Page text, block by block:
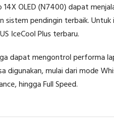
OLED (N7400) dapat
pendingin terbaik. Untuk
IceCool Plus terbaru.
dapat mengontrol performa
mulai dari mode
hingga Full Speed.